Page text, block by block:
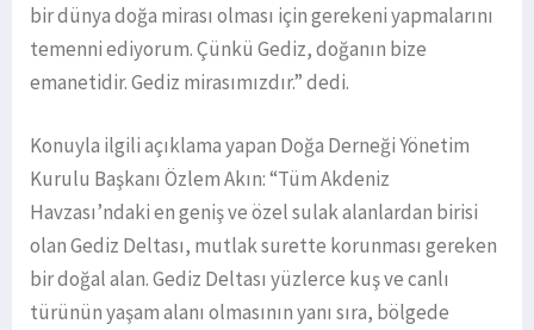
bir dünya doğa mirası olması için gerekeni yapmalarını
temenni ediyorum. Çünkü Gediz, doğanın bize
emanetidir. Gediz mirasımızdır.” dedi.
Konuyla ilgili açıklama yapan Doğa Derneği Yönetim
Kurulu Başkanı Özlem Akın: “Tüm Akdeniz
Havzası’ndaki en geniş ve özel sulak alanlardan birisi
olan Gediz Deltası, mutlak surette korunması gereken
bir doğal alan. Gediz Deltası yüzlerce kuş ve canlı
türünün yaşam alanı olmasının yanı sıra, bölgede